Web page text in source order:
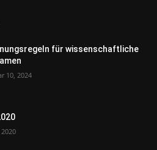
für wissenschaftliche
10, 2024